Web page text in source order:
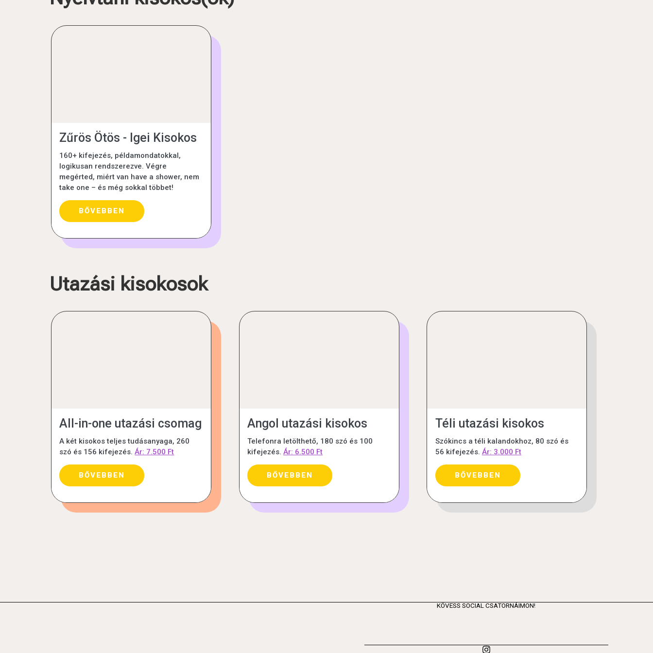
Zűrös Ötös - Igei Kisokos
160+ kifejezés, példamondatokkal,
logikusan rendszerezve. Végre
megérted, miért van have a shower, nem
take one – és még sokkal többet!
BŐVEBBEN
Utazási kisokosok
All-in-one utazási csomag
A két kisokos teljes tudásanyaga, 260
szó és 156 kifejezés.Ár: 7.500 Ft
BŐVEBBEN
Angol utazási kisokos
Telefonra letölthető, 180 szó és 100
kifejezés.Ár: 6.500 Ft
BŐVEBBEN
Téli utazási kisokos
Szókincs a téli kalandokhoz, 80 szó és
56 kifejezés. Ár: 3.000 Ft
BŐVEBBEN
KÖVESS SOCIAL CSATORNÁIMON!